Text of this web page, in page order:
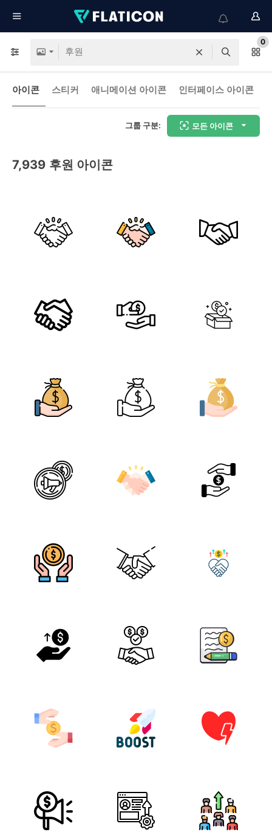
0
아이콘 스티커 애니메이션 아이콘 인터페이스 아이콘
그룹 구분: 모든 아이콘
7,939 후원 아이콘